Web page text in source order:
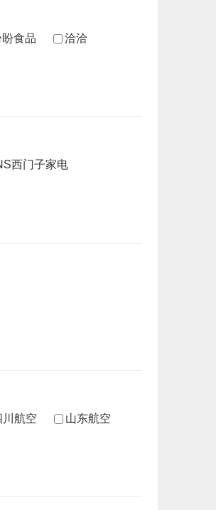
盼食品 洽洽
西门子家电
川航空 山东航空